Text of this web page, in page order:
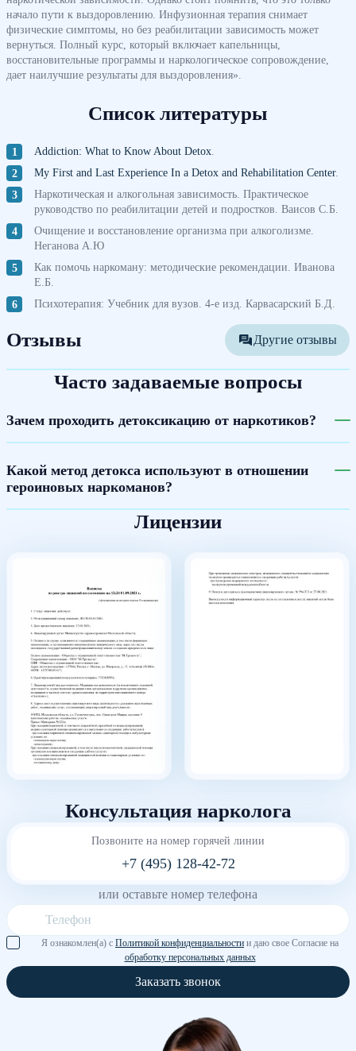
начало пути к выздоровлению. Инфузионная терапия снимает
физические симптомы, но без реабилитации зависимость может
вернуться. Полный курс, который включает капельницы,
восстановительные программы и наркологическое сопровождение,
дает наилучшие результаты для выздоровления».
Список литературы
Addiction: What to Know About Detox
My First and Last Experience In a Detox and Rehabilitation Center.
Наркотическая и алкогольная зависимость. Практическое
руководство по реабилитации детей и подростков. Ваисов С.Б.
Очищение и восстановление организма при алкоголизме.
Неганова А.Ю
Как помочь наркоману: методические рекомендации. Иванова
Е.Б.
Психотерапия: Учебник для вузов. 4-е изд. Карвасарский Б.Д.
Отзывы Другие отзывы
Часто задаваемые вопросы
Зачем проходить детоксикацию от наркотиков?
Какой метод детокса используют в отношении
героиновых наркоманов?
Лицензии
Консультация нарколога
Позвоните на номер горячей линии
+7 (495) 128-42-72
или оставьте номер телефона
Я ознакомлен(а) с Политикой конфиденциальности и даю свое Согласие на
обработку персональных данных
Заказать звонок